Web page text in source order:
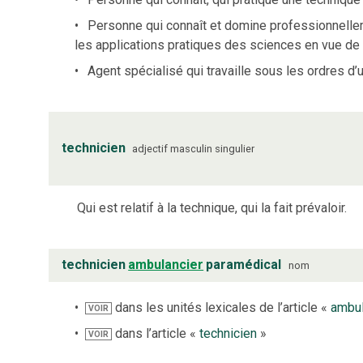
Personne qui connaît et domine
les applications pratiques des sciences en vue
Agent spécialisé qui travaille sous les ordres
technicien adjectif masculin singulier
Qui est relatif à la technique, qui la fait prévaloir.
technicien ambulancier paramédical nom
VOIR dans les unités lexicales de l’article «
VOIR dans l’article «technicien »